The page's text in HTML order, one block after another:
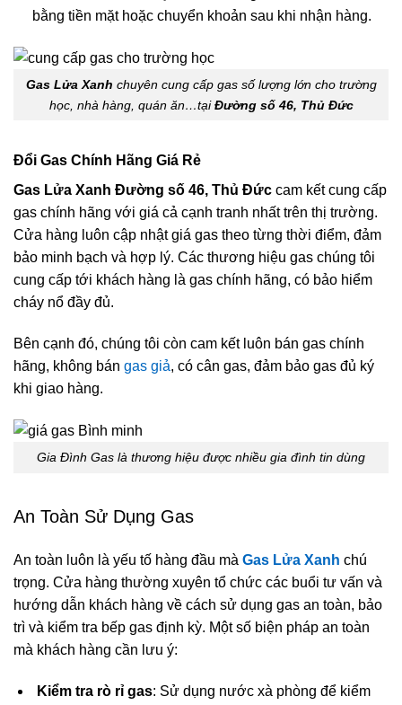
bằng tiền mặt hoặc chuyển khoản sau khi nhận hàng.
Gas Lửa Xanh chuyên cung cấp gas số lượng lớn cho trường
học, nhà hàng, quán ăn…tạiĐường số 46, Thủ Đức
Đổi Gas Chính Hãng Giá Rẻ
Gas Lửa Xanh Đường số 46, Thủ Đức cam kết cung cấp
gas chính hãng với giá cả cạnh tranh nhất trên thị trường.
Cửa hàng luôn cập nhật giá gas theo từng thời điểm, đảm
bảo minh bạch và hợp lý. Các thương hiệu gas chúng tôi
cung cấp tới khách hàng là gas chính hãng, có bảo hiểm
cháy nổ đầy đủ.
Bên cạnh đó, chúng tôi còn cam kết luôn bán gas chính
hãng, không bán gas giả, có cân gas, đảm bảo gas đủ ký
khi giao hàng.
Gia Đình Gas là thương hiệu được nhiều gia đình tin dùng
An Toàn Sử Dụng Gas
An toàn luôn là yếu tố hàng đầu mà Gas Lửa Xanh chú
trọng. Cửa hàng thường xuyên tổ chức các buổi tư vấn và
hướng dẫn khách hàng về cách sử dụng gas an toàn, bảo
trì và kiểm tra bếp gas định kỳ. Một số biện pháp an toàn
mà khách hàng cần lưu ý:
Kiểm tra rò rỉ gas: Sử dụng nước xà phòng để kiểm